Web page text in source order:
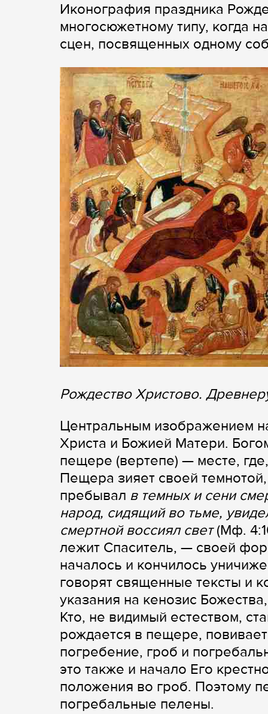
Иконография праздника
многосюжетному типу, когда
сцен, посвященных одному
Рождество Христово.
Центральным изображением
Христа и Божией Матери.
пещере (вертепе) — месте,
Пещера зияет своей
пребывал в темных и сени
народ, сидящий во тьме,
смертной воссиял свет(Мф.
лежит Спаситель, — своей
началось и кончилось
говорят священные тексты и
указания на кенозис
Кто, не видимый естеством,
рождается в пещере,
погребение, гроб и
это также и начало Его
положения во гроб. Поэтому
погребальные пелены.